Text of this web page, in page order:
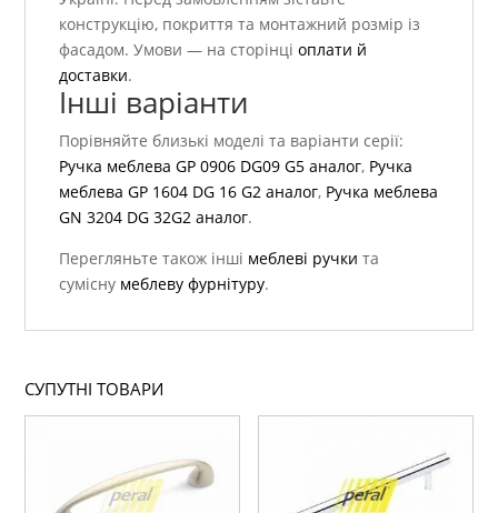
конструкцію, покриття та монтажний розмір із
фасадом. Умови — на сторінціоплати й
доставки.
Інші варіанти
Порівняйте близькі моделі та варіанти серії:
Ручка меблева GP 0906 DG09 G5 аналог, Ручка
меблева GP 1604 DG 16 G2 аналог, Ручка меблева
GN 3204 DG 32G2 аналог.
Перегляньте також інші меблеві ручки та
сумісну меблеву фурнітуру.
СУПУТНІ ТОВАРИ